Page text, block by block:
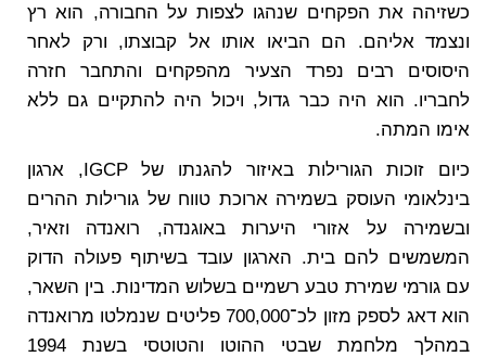
כשזיהה את הפקחים שנהגו לצפות על החבורה, הוא רץ
ונצמד אליהם. הם הביאו אותו אל קבוצתו, ורק לאחר
היסוסים רבים נפרד הצעיר מהפקחים והתחבר חזרה
לחבריו. הוא היה כבר גדול, ויכול היה להתקיים גם ללא
אימו המתה.
כיום זוכות הגורילות באיזור להגנתו של IGCP, ארגון
בינלאומי העוסק בשמירה ארוכת טווח של גורילות ההרים
ובשמירה על אזורי היערות באוגנדה, רואנדה וזאיר,
המשמשים להם בית. הארגון עובד בשיתוף פעולה הדוק
עם גורמי שמירת טבע רשמיים בשלוש המדינות. בין השאר,
הוא דאג לספק מזון לכ־700,000 פליטים שנמלטו מרואנדה
במהלך מלחמת שבטי ההוטו והטוטסי בשנת 1994